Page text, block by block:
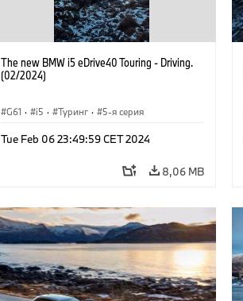
The new BMW i5 eDrive40 Touring - Driving.
(02/2024)
G61 · i5 · Туринг · 5-я серия
Tue Feb 06 23:49:59 CET 2024
8,06 MB